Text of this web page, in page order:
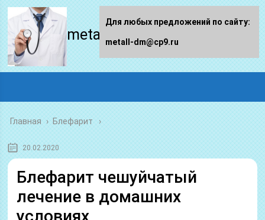
metall-dm.ru
Главная › Блефарит
20.02.2020
Блефарит чешуйчатый
лечение в домашних
Для любых предложений по сайту:
metall-dm@cp9.ru